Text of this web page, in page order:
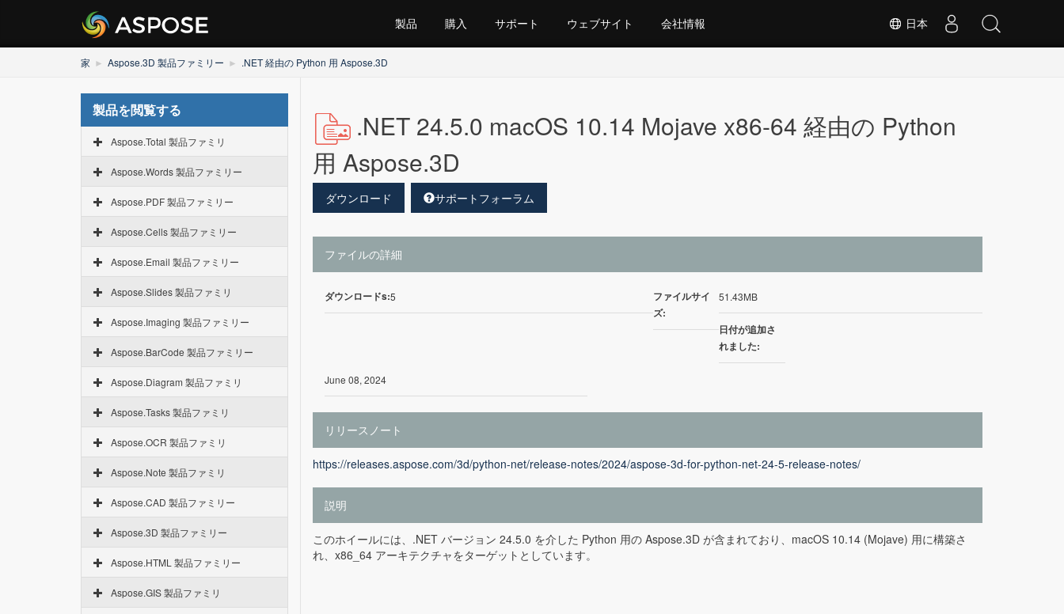
日本
製品 購入 サポート ウェブサイト 会社情報
家 Aspose.3D 製品ファミリー .NET 経由の Python 用 Aspose.3D
製品を閲覧する
Aspose.Total 製品ファミリ
Aspose.Words 製品ファミリー
Aspose.PDF 製品ファミリー
Aspose.Cells 製品ファミリー
Aspose.Email 製品ファミリー
Aspose.Slides 製品ファミリ
Aspose.Imaging 製品ファミリー
Aspose.BarCode 製品ファミリー
Aspose.Diagram 製品ファミリ
Aspose.Tasks 製品ファミリ
Aspose.OCR 製品ファミリ
Aspose.Note 製品ファミリ
Aspose.CAD 製品ファミリー
Aspose.3D 製品ファミリー
Aspose.HTML 製品ファミリー
Aspose.GIS 製品ファミリ
.NET 24.5.0 macOS 10.14 Mojave x86-64 経由の Python
用 Aspose.3D
ダウンロード サポートフォーラム
ファイルの詳細
ダウンロードs:5
ファイルサイ
ズ:
51.43MB
日付が追加さ
れました:
June 08, 2024
リリースノート
https://releases.aspose.com/3d/python-net/release-notes/2024/aspose-3d-for-python-net-24-5-release-notes/
説明
このホイールには、.NET バージョン 24.5.0 を介した Python 用の Aspose.3D が含まれており、macOS 10.14 (Mojave) 用に構築さ
れ、x86_64 アーキテクチャをターゲットとしています。